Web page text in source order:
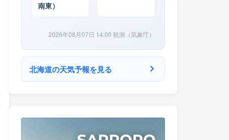
南東）
2026年08月07日 14:00 観測（気象庁）
北海道の天気予報を見る